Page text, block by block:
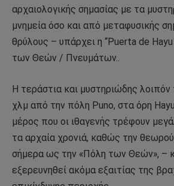
αρχαιολογικής σημασίας με τα
μνημεία όσο και από μεταφυσικής
θρύλους – υπάρχει η “Puerta de
των Θεών / Πνευμάτων..
Η τεράστια και μυστηριώδης λοιπόν
χλμ από την πόλη Puno, στα όρη
μέρος που οι ιθαγενής τρέφουν
τα αρχαία χρονιά, καθώς την
σήμερα ως την «Πόλη των Θεών», –
εξερευνηθεί ακόμα εξαιτίας της